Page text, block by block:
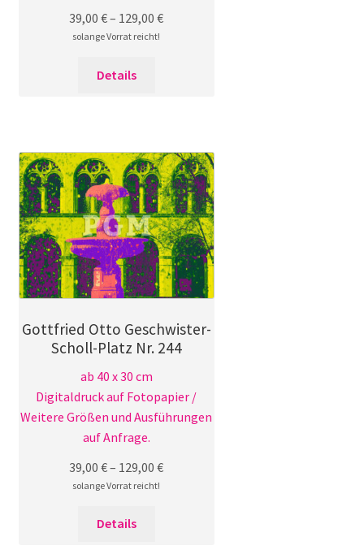
39,00€– 129,00€
solange Vorrat reicht!
Details
auf.
Die
Optionen
können
auf
der
Produktseite
werden
Gottfried Otto Geschwister-
Scholl-Platz Nr. 244
ab 40 x 30 cm
Digitaldruck auf Fotopapier /
Weitere Größen und Ausführungen
auf Anfrage.
39,00€– 129,00€
solange Vorrat reicht!
Details